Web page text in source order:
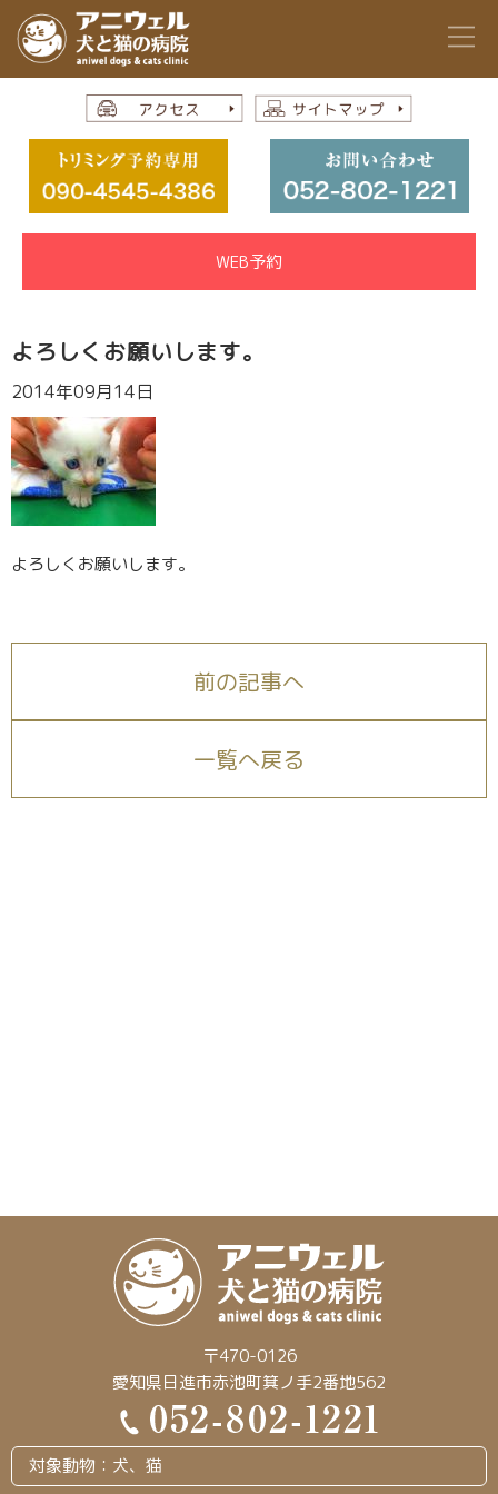
WEB予約
よろしくお願いします。
2014年09月14日
よろしくお願いします。
前の記事へ
一覧へ戻る
〒470-0126
愛知県日進市赤池町箕ノ手2番地562
対象動物：犬、猫